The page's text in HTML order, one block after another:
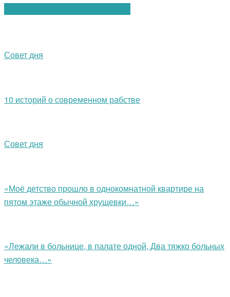
Совет дня
10 историй о современном рабстве
Совет дня
«Моё детство прошло в однокомнатной квартире на
пятом этаже обычной хрущевки…»
«Лежали в больнице, в палате одной, Два тяжко больных
человека…»